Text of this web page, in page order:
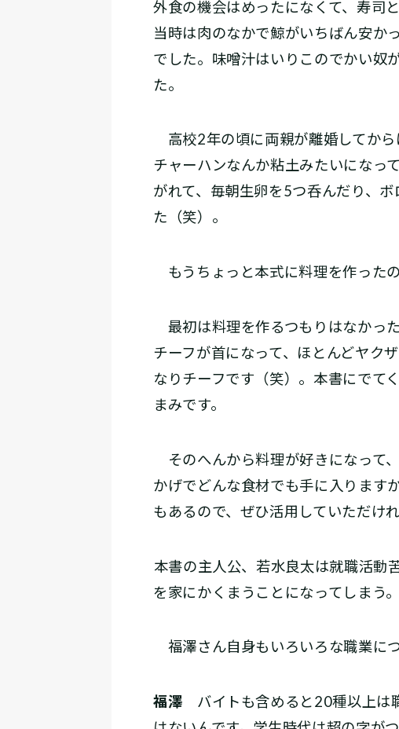
外食の機会はめったになくて、寿司
当時は肉のなかで鯨がいちばん安か
でした。味噌汁はいりこのでかい奴
た。
高校2年の頃に両親が離婚してから
チャーハンなんか粘土みたいになっ
がれて、毎朝生卵を5つ呑んだり、
た（笑）。
もうちょっと本式に料理を作った
最初は料理を作るつもりはなかっ
チーフが首になって、ほとんどヤク
なりチーフです（笑）。本書にでて
まみです。
そのへんから料理が好きになって
かげでどんな食材でも手に入ります
もあるので、ぜひ活用していただけ
――本書の主人公、若水良太は就職活
を家にかくまうことになってしまう。
福澤さん自身もいろいろな職業に
福澤​ バイトも含めると20種以上は